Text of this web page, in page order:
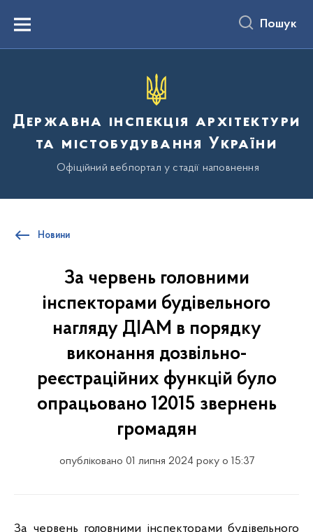
вмістуMenu Пошук
Державна інспекція архітектури
та містобудування України
Офіційний вебпортал у стадії наповнення
Новини
За червень головними
інспекторами будівельного
нагляду ДІАМ в порядку
виконання дозвільно-
реєстраційних функцій було
опрацьовано 12015 звернень
громадян
опубліковано 01 липня 2024 року о 15:37
За червень головними інспекторами будівельного